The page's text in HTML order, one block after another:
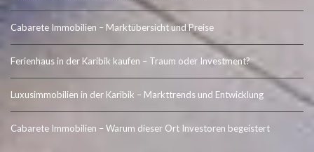
Cabarete Immobilien – Marktübersicht und Preise
Ferienhaus in der Karibik kaufen – Traum oder Investment?
Luxusimmobilien in der Karibik – Markttrends und Entwicklung
Cabarete Immobilien – Warum dieser Ort Investoren begeistert